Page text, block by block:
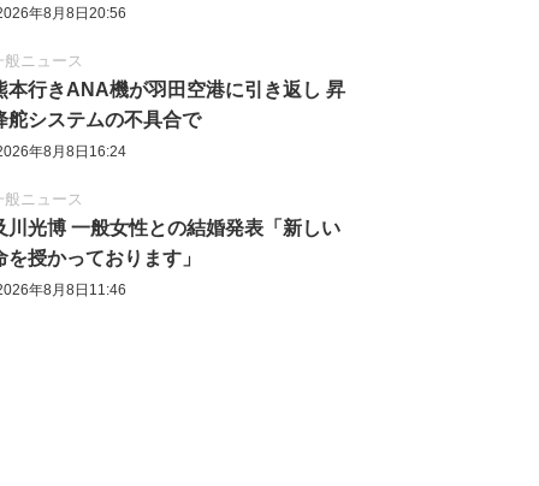
年8月8日20:56
般ニュース
本行きANA機が羽田空港に引き返し 昇
舵システムの不具合で
年8月8日16:24
般ニュース
川光博 一般女性との結婚発表「新しい
を授かっております」
年8月8日11:46